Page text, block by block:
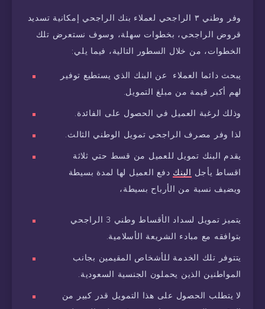
وفر وطني ٣ الراجحي لعملاء بنك الراجحي إمكانية تسديد
قروض الراجحي، بخطوات سهلة، وسوف نستعرض تلك
الخطوات، من خلال السطور التالية، فيما يلي:
يبحث دائما العملاء عن البنك الذي يستطيع توفير
لهم أكبر قيمة من مبلغ التمويل.
وذلك لرغبة العميل في الحصول على الفائدة.
لذا وفر مصرف الراجحي تمويل الوطني الثالث.
يقدم البنك تمويل للعميل من قسط حتي ثلاثة
اقساط يأجل البنك دفع العميل لها لمدة بسيطة
ويضيف نسبة من الأرباح بسيطة،
يتميز تمويل لسداد الأقساط وطني 3 الراجحي
بتوافقه مع مبادء الشريعة الأسلامية.
يتتوفر تلك الخدمة للأشخاص المقيمين بجانب
المواطنين الذين يحملون الجنسية السعودية.
لا يتطلب الحصول على هذا التمويل قدر كبير من